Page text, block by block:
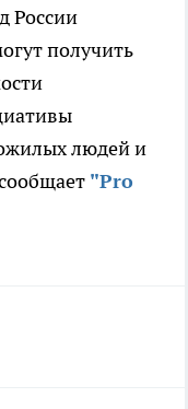
России
получить
людей и
"Pro